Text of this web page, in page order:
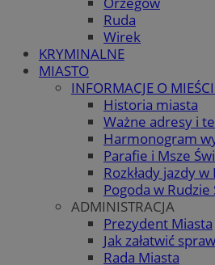
Ruda
Wirek
KRYMINALNE
MIASTO
INFORMACJE O
Historia miasta
Ważne adresy i
Harmonogram
Parafie i Msze
Rozkłady jazdy
Pogoda w Rudzie
ADMINISTRACJA
Prezydent Miasta
Jak załatwić
Rada Miasta